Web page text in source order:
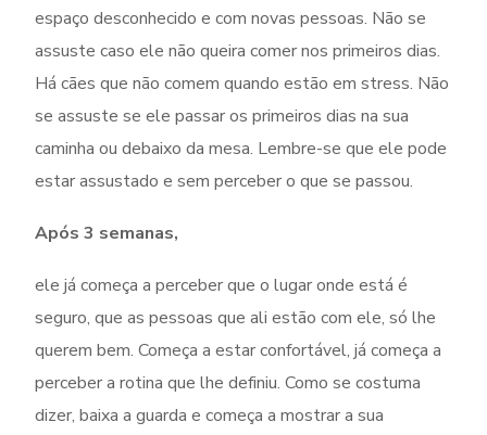
espaço desconhecido e com novas pessoas. Não se
assuste caso ele não queira comer nos primeiros dias.
Há cães que não comem quando estão em stress. Não
se assuste se ele passar os primeiros dias na sua
caminha ou debaixo da mesa. Lembre-se que ele pode
estar assustado e sem perceber o que se passou.
Após 3 semanas,
ele já começa a perceber que o lugar onde está é
seguro, que as pessoas que ali estão com ele, só lhe
querem bem. Começa a estar confortável, já começa a
perceber a rotina que lhe definiu. Como se costuma
dizer, baixa a guarda e começa a mostrar a sua